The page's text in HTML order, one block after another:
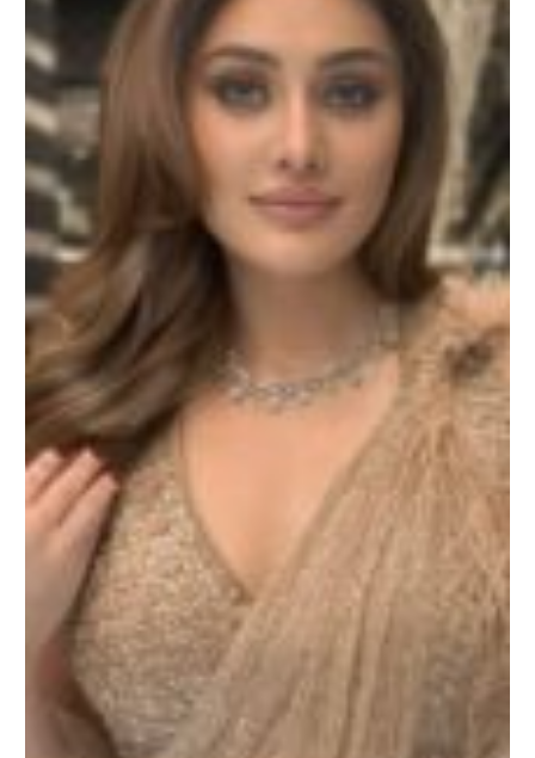
त्यागी,
शेयर
किया
इमोशनल